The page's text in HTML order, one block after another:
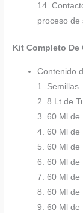
14.
proceso de
Kit Completo De
Contenido
1. Semillas.
2. 8 Lt de
3. 60 Ml de
4. 60 Ml de
5. 60 Ml de
6. 60 Ml de
7. 60 Ml de
8. 60 Ml de
9. 60 Ml de